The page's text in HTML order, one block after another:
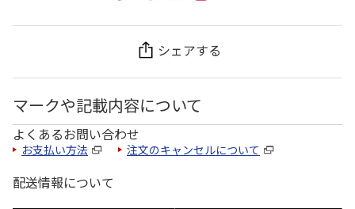
シェアする
マークや記載内容について
よくあるお問い合わせ
お支払い方法 注文のキャンセルについて
配送情報について